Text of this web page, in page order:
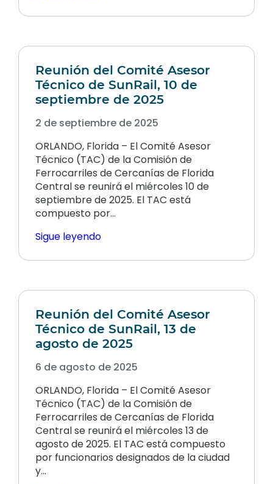
Reunión del Comité Asesor
Técnico de SunRail, 10 de
septiembre de 2025
2 de septiembre de 2025
ORLANDO, Florida – El Comité Asesor
Técnico (TAC) de la Comisión de
Ferrocarriles de Cercanías de Florida
Central se reunirá el miércoles 10 de
septiembre de 2025. El TAC está
compuesto por…
Sigue leyendo
Reunión del Comité Asesor
Técnico de SunRail, 13 de
agosto de 2025
6 de agosto de 2025
ORLANDO, Florida – El Comité Asesor
Técnico (TAC) de la Comisión de
Ferrocarriles de Cercanías de Florida
Central se reunirá el miércoles 13 de
agosto de 2025. El TAC está compuesto
por funcionarios designados de la ciudad
y…